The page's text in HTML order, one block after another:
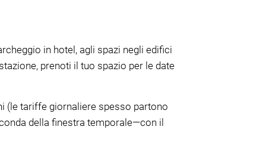
in hotel, agli spazi negli edifici
prenoti il tuo spazio per le date
(le tariffe giornaliere spesso partono
della finestra temporale—con il